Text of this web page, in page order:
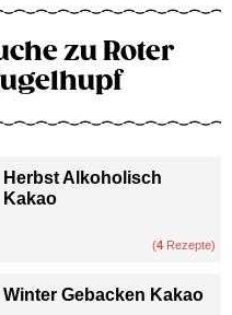
zu Roter
Herbst Alkoholisch
Kakao
(4 Rezepte)
Winter Gebacken Kakao